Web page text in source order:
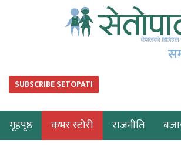
SUBSCRIBE SETOPATI
गृहपृष्ठ कभर स्टोरी राजनीति